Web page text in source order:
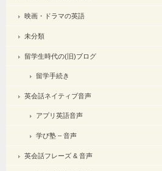
映画・ドラマの英語
未分類
留学生時代の(旧)ブログ
留学手続き
英会話ネイティブ音声
アプリ英語音声
学び塾 – 音声
英会話フレーズ & 音声